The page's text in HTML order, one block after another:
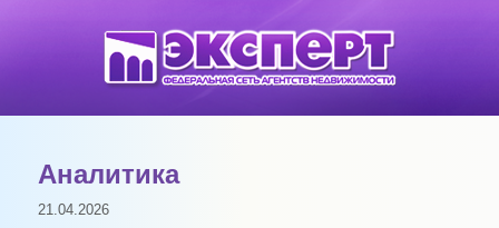
Аналитика
21.04.2026